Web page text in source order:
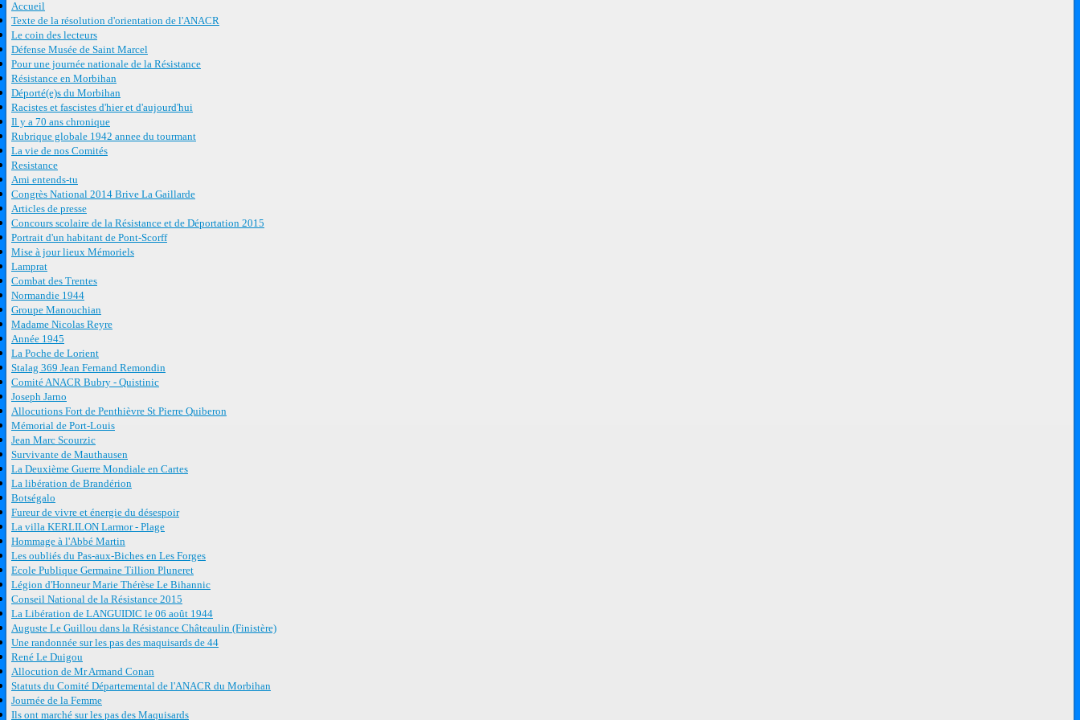
Accueil
Texte de la résolution d'orientation de l'ANACR
Le coin des lecteurs
Défense Musée de Saint Marcel
Pour une journée nationale de la Résistance
Résistance en Morbihan
Déporté(e)s du Morbihan
Racistes et fascistes d'hier et d'aujourd'hui
Il y a 70 ans chronique
Rubrique globale 1942 annee du tourmant
La vie de nos Comités
Resistance
Ami entends-tu
Congrès National 2014 Brive La Gaillarde
Articles de presse
Concours scolaire de la Résistance et de Déportation 2015
Portrait d'un habitant de Pont-Scorff
Mise à jour lieux Mémoriels
Lamprat
Combat des Trentes
Normandie 1944
Groupe Manouchian
Madame Nicolas Reyre
Année 1945
La Poche de Lorient
Stalag 369 Jean Fernand Remondin
Comité ANACR Bubry - Quistinic
Joseph Jarno
Allocutions Fort de Penthièvre St Pierre Quiberon
Mémorial de Port-Louis
Jean Marc Scourzic
Survivante de Mauthausen
La Deuxième Guerre Mondiale en Cartes
La libération de Brandérion
Botségalo
Fureur de vivre et énergie du désespoir
La villa KERLILON Larmor - Plage
Hommage à l'Abbé Martin
Les oubliés du Pas-aux-Biches en Les Forges
Ecole Publique Germaine Tillion Pluneret
Légion d'Honneur Marie Thérèse Le Bihannic
Conseil National de la Résistance 2015
La Libération de LANGUIDIC le 06 août 1944
Auguste Le Guillou dans la Résistance Châteaulin (Finistère)
Une randonnée sur les pas des maquisards de 44
René Le Duigou
Allocution de Mr Armand Conan
Statuts du Comité Départemental de l'ANACR du Morbihan
Journée de la Femme
Ils ont marché sur les pas des Maquisards